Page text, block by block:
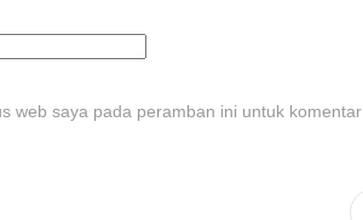
web saya pada peramban ini untuk komentar